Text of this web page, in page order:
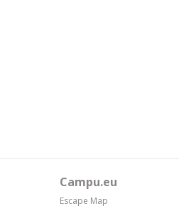
Campu.eu
Escape Map